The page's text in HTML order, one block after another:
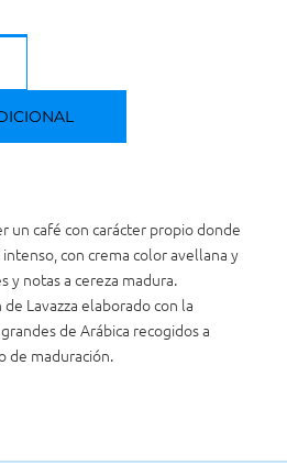
un café con carácter propio donde
con crema color avellana y
y notas a cereza madura.
Lavazza elaborado con la
de Arábica recogidos a
de maduración.